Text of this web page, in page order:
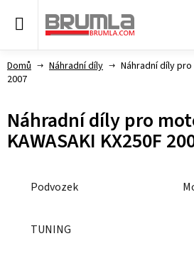
Domů Náhradní díly
Náhradní díly pro
2007
Náhradní díly pro
KAWASAKI KX250F
Podvozek
TUNING